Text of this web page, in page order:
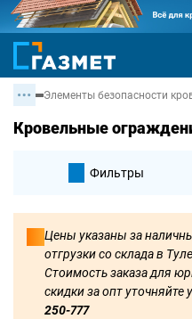
Элементы безопасности
Кровельные
Фильтры
Цены указаны за
отгрузки со склада в
Стоимость заказа для
скидки за опт уточняйте
250-777